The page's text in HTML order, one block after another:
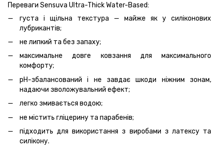
Переваги Sensuva Ultra-Thick Water-Based:
густа і щільна текстура — ​​майже як у силіконових
лубрикантів;
не липкий та без запаху;
максимальне довге ковзання для максимального
комфорту;
pH-збалансований і не завдає шкоди ніжним зонам,
надаючи зволожувальний ефект;
легко змивається водою;
не містить гліцерину та парабенів;
підходить для використання з виробами з латексу та
силікону.